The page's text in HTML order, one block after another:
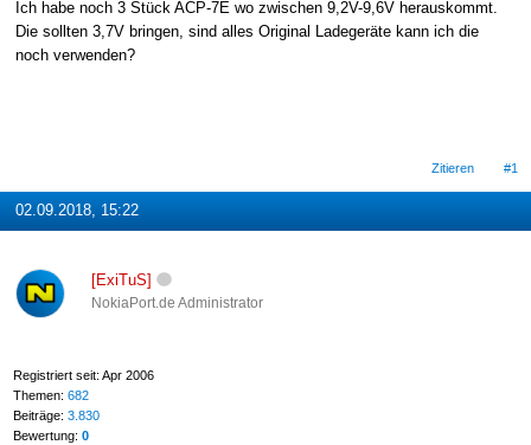
Ich habe noch 3 Stück ACP-7E wo zwischen 9,2V-9,6V herauskommt.
Die sollten 3,7V bringen, sind alles Original Ladegeräte kann ich die
noch verwenden?
Zitieren #1
02.09.2018, 15:22
[ExiTuS]
NokiaPort.de Administrator
Registriert seit: Apr 2006
Themen: 682
Beiträge: 3.830
Bewertung: 0